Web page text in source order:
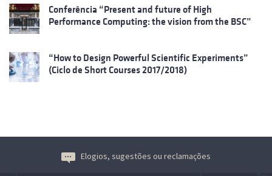
Conferência “Present and future of High
Performance Computing: the vision from the BSC”
“How to Design Powerful Scientific Experiments”
(Ciclo de Short Courses 2017/2018)
Elogios, sugestões ou reclamações